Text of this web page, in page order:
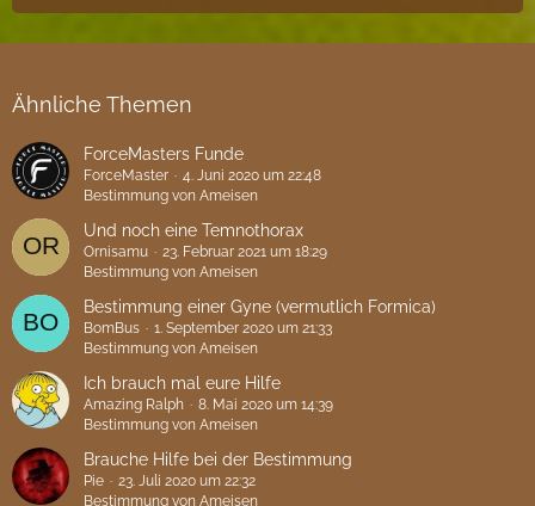
Ähnliche Themen
ForceMasters Funde
ForceMaster
4. Juni 2020 um 22:48
Bestimmung von Ameisen
Und noch eine Temnothorax
Ornisamu
23. Februar 2021 um 18:29
Bestimmung von Ameisen
Bestimmung einer Gyne (vermutlich Formica)
BomBus
1. September 2020 um 21:33
Bestimmung von Ameisen
Ich brauch mal eure Hilfe
Amazing Ralph
8. Mai 2020 um 14:39
Bestimmung von Ameisen
Brauche Hilfe bei der Bestimmung
Pie
23. Juli 2020 um 22:32
Bestimmung von Ameisen